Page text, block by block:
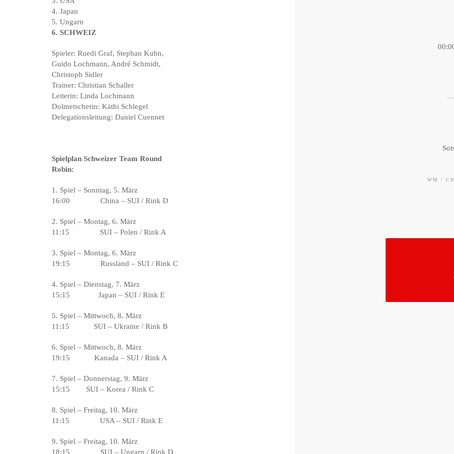
Snowboard
4. Japan
5. Ungarn
6. SCHWEIZ
Spieler: Ruedi Graf, Stephan Kuhn,
Guido Lochmann, André Schmidt,
Christoph Sidler
Trainer: Christian Schaller
Leiterin: Linda Lochmann
Dolmetscherin: Käthi Schlegel
Delegationsleitung: Daniel Cuennet
Spielplan Schweizer Team Round
Robin:
1. Spiel – Sonntag, 5. März
16:00 China – SUI / Rink D
2. Spiel – Montag, 6. März
11:15 SUI – Polen / Rink A
3. Spiel – Montag, 6. März
19:15 Russland – SUI / Rink C
4. Spiel – Dienstag, 7. März
15:15 Japan – SUI / Rink E
5. Spiel – Mittwoch, 8. März
11:15 SUI – Ukraine / Rink B
6. Spiel – Mittwoch, 8. März
19:15 Kanada – SUI / Rink A
7. Spiel – Donnerstag, 9. März
15:15 SUI – Korea / Rink C
8. Spiel – Freitag, 10. März
11:15 USA – SUI / Rink E
9. Spiel – Freitag, 10. März
18:15 SUI – Ungarn / Rink D
WM /